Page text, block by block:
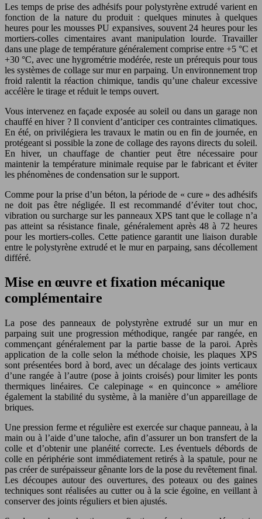
Les temps de prise des adhésifs pour polystyrène extrudé varient en
fonction de la nature du produit : quelques minutes à quelques
heures pour les mousses PU expansives, souvent 24 heures pour les
mortiers-colles cimentaires avant manipulation lourde. Travailler
dans une plage de température généralement comprise entre +5 °C et
+30 °C, avec une hygrométrie modérée, reste un prérequis pour tous
les systèmes de collage sur mur en parpaing. Un environnement trop
froid ralentit la réaction chimique, tandis qu’une chaleur excessive
accélère le tirage et réduit le temps ouvert.
Vous intervenez en façade exposée au soleil ou dans un garage non
chauffé en hiver ? Il convient d’anticiper ces contraintes climatiques.
En été, on privilégiera les travaux le matin ou en fin de journée, en
protégeant si possible la zone de collage des rayons directs du soleil.
En hiver, un chauffage de chantier peut être nécessaire pour
maintenir la température minimale requise par le fabricant et éviter
les phénomènes de condensation sur le support.
Comme pour la prise d’un béton, la période de « cure » des adhésifs
ne doit pas être négligée. Il est recommandé d’éviter tout choc,
vibration ou surcharge sur les panneaux XPS tant que le collage n’a
pas atteint sa résistance finale, généralement après 48 à 72 heures
pour les mortiers-colles. Cette patience garantit une liaison durable
entre le polystyrène extrudé et le mur en parpaing, sans décollement
différé.
Mise en œuvre et fixation mécanique
complémentaire
La pose des panneaux de polystyrène extrudé sur un mur en
parpaing suit une progression méthodique, rangée par rangée, en
commençant généralement par la partie basse de la paroi. Après
application de la colle selon la méthode choisie, les plaques XPS
sont présentées bord à bord, avec un décalage des joints verticaux
d’une rangée à l’autre (pose à joints croisés) pour limiter les ponts
thermiques linéaires. Ce calepinage « en quinconce » améliore
également la stabilité du système, à la manière d’un appareillage de
briques.
Une pression ferme et régulière est exercée sur chaque panneau, à la
main ou à l’aide d’une taloche, afin d’assurer un bon transfert de la
colle et d’obtenir une planéité correcte. Les éventuels débords de
colle en périphérie sont immédiatement retirés à la spatule, pour ne
pas créer de surépaisseur gênante lors de la pose du revêtement final.
Les découpes autour des ouvertures, des poteaux ou des gaines
techniques sont réalisées au cutter ou à la scie égoïne, en veillant à
conserver des joints réguliers et bien ajustés.